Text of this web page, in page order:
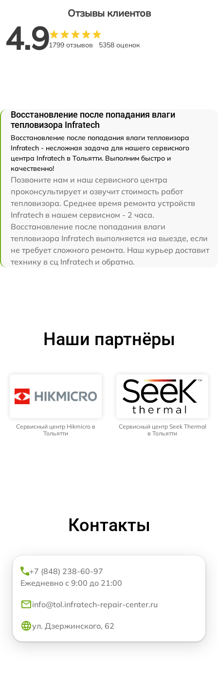
Отзывы клиентов
4.91799 отзывов 5358 оценок
Восстановление после попадания влаги
тепловизора Infratech
Восстановление после попадания влаги тепловизора
Infratech - несложная задача для нашего сервисного
центра Infratech в Тольятти. Выполним быстро и
качественно!
Позвоните нам и наш сервисного центра
проконсультирует и озвучит стоимость работ
тепловизора. Среднее время ремонта устройств
Infratech в нашем сервисном - 2 часа.
Восстановление после попадания влаги
тепловизора Infratech выполняется на выезде, если
не требует сложного ремонта. Наш курьер доставит
технику в сц Infratech и обратно.
Наши партнёры
Сервисный центр Hikmicro в
Тольятти
Сервисный центр Seek Thermal
в Тольятти
Контакты
+7 (848) 238-60-97
Ежедневно с 9:00 до 21:00
info@tol.infratech-repair-center.ru
ул. Дзержинского, 62